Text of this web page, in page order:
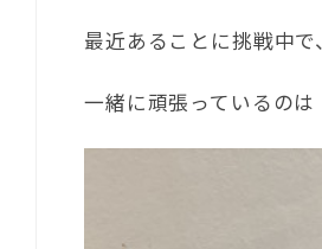
最近あることに挑戦中で
一緒に頑張っているのは